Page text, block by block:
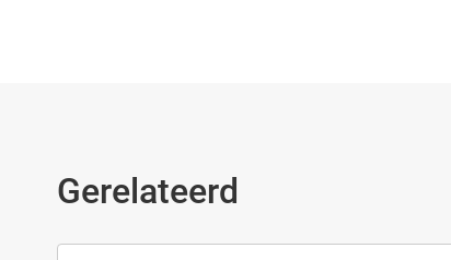
Gerelateerd